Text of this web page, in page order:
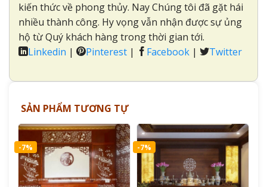
kiến thức về phong thủy. Nay Chúng tôi đã gặt hái
nhiều thành công. Hy vọng vẫn nhận được sự ủng
hộ từ Quý khách hàng trong thời gian tới.
Linkedin | Pinterest | Facebook | Twitter
SẢN PHẨM TƯƠNG TỰ
-7% -7%